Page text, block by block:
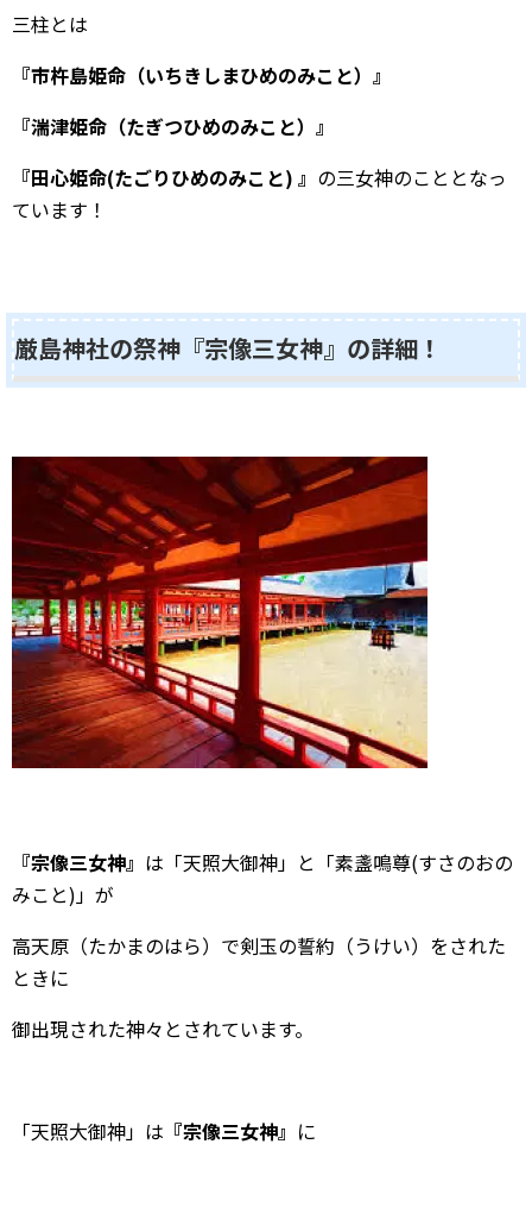
三柱とは
『市杵島姫命（いちきしまひめのみこと）』
『湍津姫命（たぎつひめのみこと）』
『田心姫命(たごりひめのみこと) 』 の三女神のこととなっ
ています！
厳島神社の祭神『宗像三女神』の詳細！
『宗像三女神』 は「天照大御神」と「素盞鳴尊(すさのおの
みこと)」が
高天原（たかまのはら）で剣玉の誓約（うけい）をされた
ときに
御出現された神々とされています。
「天照大御神」は 『宗像三女神』 に